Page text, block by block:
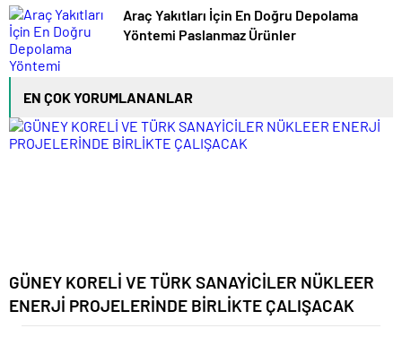
Araç Yakıtları İçin En Doğru Depolama
Yöntemi Paslanmaz Ürünler
EN ÇOK YORUMLANANLAR
GÜNEY KORELİ VE TÜRK SANAYİCİLER NÜKLEER
ENERJİ PROJELERİNDE BİRLİKTE ÇALIŞACAK